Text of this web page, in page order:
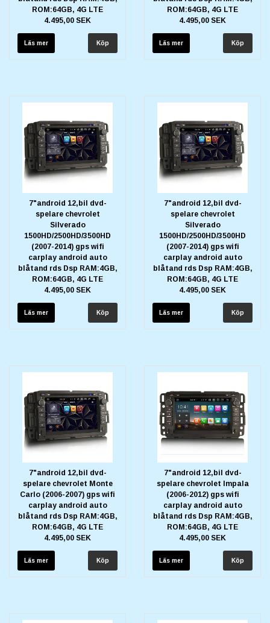
ROM:64GB, 4G LTE
4.495,00 SEK
Läs mer
ROM:64GB, 4G LTE
4.495,00 SEK
Läs mer
7"android 12,bil dvd-
spelare chevrolet
Silverado
1500HD/2500HD/3500HD
(2007-2014) gps wifi
carplay android auto
blåtand rds Dsp RAM:4GB,
ROM:64GB, 4G LTE
4.495,00 SEK
Läs mer
7"android 12,bil dvd-
spelare chevrolet
Silverado
1500HD/2500HD/3500HD
(2007-2014) gps wifi
carplay android auto
blåtand rds Dsp RAM:4GB,
ROM:64GB, 4G LTE
4.495,00 SEK
Läs mer
7"android 12,bil dvd-
spelare chevrolet Monte
Carlo (2006-2007) gps wifi
carplay android auto
blåtand rds Dsp RAM:4GB,
ROM:64GB, 4G LTE
4.495,00 SEK
Läs mer
7"android 12,bil dvd-
spelare chevrolet Impala
(2006-2012) gps wifi
carplay android auto
blåtand rds Dsp RAM:4GB,
ROM:64GB, 4G LTE
4.495,00 SEK
Läs mer